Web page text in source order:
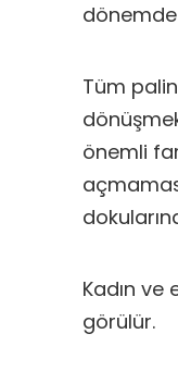
Tüm
önemli
Kadın ve
görülür.